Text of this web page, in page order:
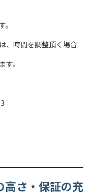
、時間を調整頂く場合
。
高さ・保証の充